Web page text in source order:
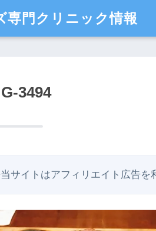
専門クリニック情報
3494
サイトはアフィリエイト広告を